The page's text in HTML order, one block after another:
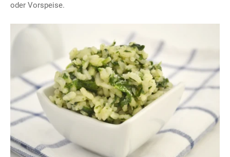
oder Vorspeise.